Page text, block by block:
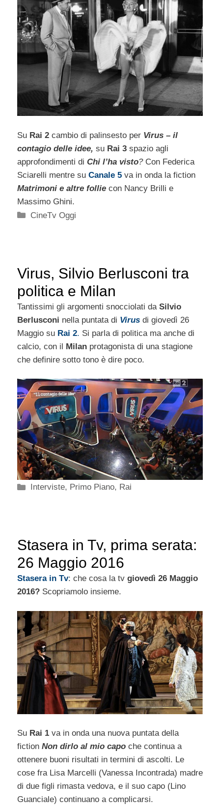
Su Rai 2 cambio di palinsesto per Virus – il
contagio delle idee, su Rai 3 spazio agli
approfondimenti di Chi l’ha visto? Con Federica
Sciarelli mentre su Canale 5 va in onda la fiction
Matrimoni e altre follie con Nancy Brilli e
Massimo Ghini.
Categorie
CineTv Oggi
Virus, Silvio Berlusconi tra
politica e Milan
Tantissimi gli argomenti snocciolati da Silvio
Berlusconi nella puntata di Virus di giovedì 26
Maggio su Rai 2. Si parla di politica ma anche di
calcio, con il Milan protagonista di una stagione
che definire sotto tono è dire poco.
Categorie
Interviste, Primo Piano, Rai
Stasera in Tv, prima serata:
26 Maggio 2016
Stasera in Tv: che cosa la tv giovedì 26 Maggio
2016? Scopriamolo insieme.
Su Rai 1 va in onda una nuova puntata della
fiction Non dirlo al mio capo che continua a
ottenere buoni risultati in termini di ascolti. Le
cose fra Lisa Marcelli (Vanessa Incontrada) madre
di due figli rimasta vedova, e il suo capo (Lino
Guanciale) continuano a complicarsi.